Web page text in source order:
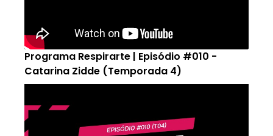
Programa Respirarte | Episódio #010 -
Catarina Zidde (Temporada 4)